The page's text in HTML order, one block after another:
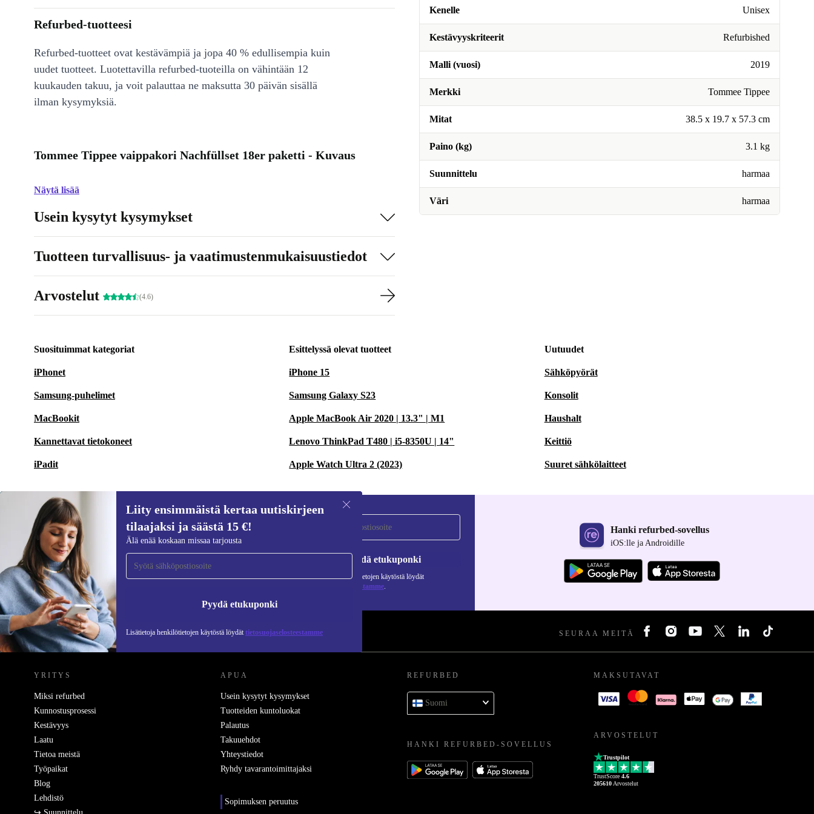
Kenelle Unisex
Kestävyyskriteerit Refurbished
Malli (vuosi) 2019
Merkki Tommee Tippee
Mitat ‎38.5 x 19.7 x 57.3 cm
Paino (kg) 3.1 kg
Suunnittelu harmaa
Väri harmaa
Refurbed-tuotteesi
Refurbed-tuotteet ovat kestävämpiä ja jopa 40 % edullisempia kuin
uudet tuotteet. Luotettavilla refurbed-tuoteilla on vähintään 12
kuukauden takuu, ja voit palauttaa ne maksutta 30 päivän sisällä
ilman kysymyksiä.
Tommee Tippee vaippakori Nachfüllset 18er paketti - Kuvaus
Näytä lisää
Usein kysytyt kysymykset
Tuotteen turvallisuus- ja vaatimustenmukaisuustiedot
Arvostelut (4.6)
Suosituimmat kategoriat
iPhonet
Samsung-puhelimet
MacBookit
Kannettavat tietokoneet
iPadit
Esittelyssä olevat tuotteet
iPhone 15
Samsung Galaxy S23
Apple MacBook Air 2020 | 13.3" | M1
Lenovo ThinkPad T480 | i5-8350U | 14"
Apple Watch Ultra 2 (2023)
Uutuudet
Sähköpyörät
Konsolit
Haushalt
Keittiö
Suuret sähkölaitteet
Liity ensimmäistä kertaa uutiskirjeen
tilaajaksi ja säästä 15 €!
Älä enää koskaan missaa tarjousta
Pyydä etukuponki
Lisätietoja henkilötietojen käytöstä löydät tietosuojaselosteestamme
Liity ensimmäistä kertaa uutiskirjeen
tilaajaksi ja säästä 15 €!
Älä missaa enää yhtäkään tarjousta.
Pyydä etukuponki
Lisätietoja henkilötietojen käytöstä löydät
tietosuojaselosteestamme.
Hanki refurbed-sovellus
iOS:lle ja Androidille
REFURBED SUOMI - RETHINK NEW. SEURAA MEITÄ
YRITYS
Miksi refurbed
Kunnostusprosessi
Kestävyys
Laatu
Tietoa meistä
Työpaikat
Blog
Lehdistö
APUA
Usein kysytyt kysymykset
Tuotteiden kuntoluokat
Palautus
Takuuehdot
Yhteystiedot
Ryhdy tavarantoimittajaksi
Sopimuksen peruutus
REFURBED
Suomi
HANKI REFURBED-SOVELLUS
MAKSUTAVAT
ARVOSTELUT
Trustpilot
TrustScore 4.6
205610 Arvostelut